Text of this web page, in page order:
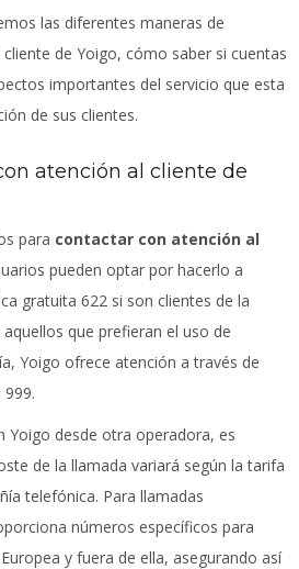
las diferentes maneras de
de Yoigo, cómo saber si cuentas
importantes del servicio que esta
de sus clientes.
atención al cliente de
para contactar con atención al
pueden optar por hacerlo a
gratuita 622 si son clientes de la
que prefieran el uso de
Yoigo ofrece atención a través de
Yoigo desde otra operadora, es
de la llamada variará según la tarifa
telefónica. Para llamadas
números específicos para
y fuera de ella, asegurando así